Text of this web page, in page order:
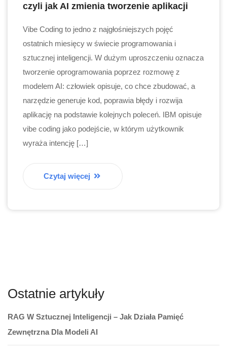
czyli jak AI zmienia tworzenie aplikacji
Vibe Coding to jedno z najgłośniejszych pojęć
ostatnich miesięcy w świecie programowania i
sztucznej inteligencji. W dużym uproszczeniu oznacza
tworzenie oprogramowania poprzez rozmowę z
modelem AI: człowiek opisuje, co chce zbudować, a
narzędzie generuje kod, poprawia błędy i rozwija
aplikację na podstawie kolejnych poleceń. IBM opisuje
vibe coding jako podejście, w którym użytkownik
wyraża intencję […]
Czytaj więcej
Ostatnie artykuły
RAG W Sztucznej Inteligencji – Jak Działa Pamięć
Zewnętrzna Dla Modeli AI